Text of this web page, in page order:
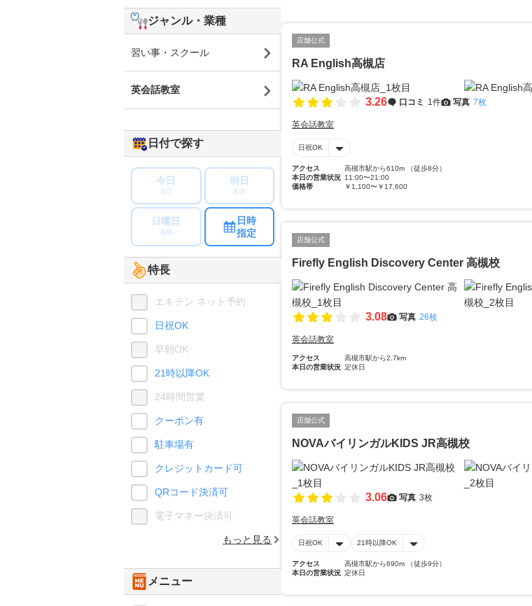
店舗公式
RA English高槻店
3.26 口コミ 1件 写真 7枚
英会話教室
日祝OK
アクセス
高槻市駅から610m （徒歩8分）
本日の営業状況 11:00〜21:00
価格帯
￥1,100〜￥17,600
店舗公式
Firefly English Discovery Center 高槻校
3.08 写真 26枚
英会話教室
アクセス
高槻市駅から2.7km
本日の営業状況 定休日
店舗公式
NOVAバイリンガルKIDS JR高槻校
3.06 写真 3枚
英会話教室
日祝OK 21時以降OK
アクセス
高槻市駅から690m （徒歩9分）
本日の営業状況 定休日
ジャンル・業種
習い事・スクール
英会話教室
日付で探す
今日
8/7
明日
8/8
日曜日
8/9
日時
指定
特長
エキテン ネット予約
日祝OK
早朝OK
21時以降OK
24時間営業
クーポン有
駐車場有
クレジットカード可
QRコード決済可
電子マネー決済可
もっと見る
メニュー